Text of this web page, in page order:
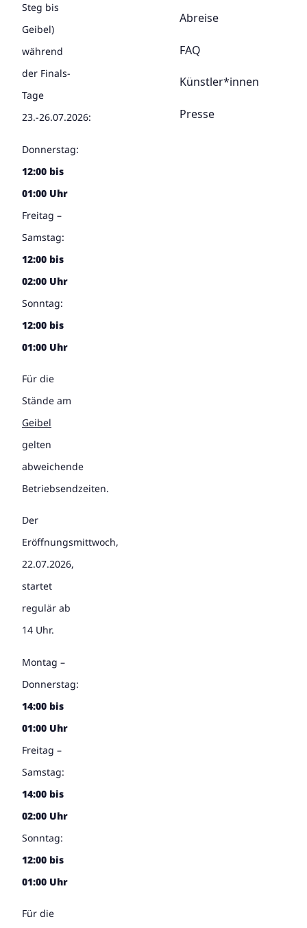
Steg bis
Geibel)
während
der Finals-
Tage
23.-26.07.2026:
Donnerstag:
12:00 bis
01:00 Uhr
Freitag –
Samstag:
12:00 bis
02:00 Uhr
Sonntag:
12:00 bis
01:00 Uhr
Für die
Stände am
Geibel
gelten
abweichende
Betriebsendzeiten.
Der
Eröffnungsmittwoch,
22.07.2026,
startet
regulär ab
14 Uhr.
Montag –
Donnerstag:
14:00 bis
01:00 Uhr
Freitag –
Samstag:
14:00 bis
02:00 Uhr
Sonntag:
12:00 bis
01:00 Uhr
Für die
Abreise
FAQ
Künstler*innen
Presse